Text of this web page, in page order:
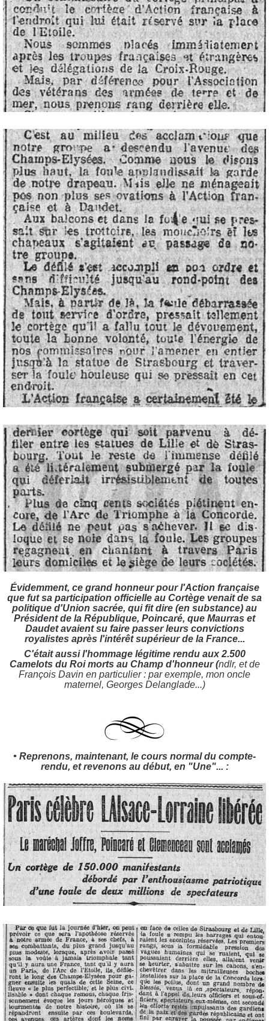
Évidemment, ce grand honneur pour l'Action française
que fut sa participation officielle au Cortège venait de sa
politique d'Union sacrée, qui fit dire (en substance) au
Président de la République, Poincaré, que Maurras et
Daudet avaient su faire passer leurs convictions
royalistes après l'intérêt supérieur de la France...
C'était aussi l'hommage légitime rendu aux 2.500
Camelots du Roi morts au Champ d'honneur (ndlr, et de
François Davin en particulier : par exemple, mon oncle
maternel, Georges Delanglade...)
• Reprenons, maintenant, le cours normal du compte-
rendu, et revenons au début, en "Une"... :